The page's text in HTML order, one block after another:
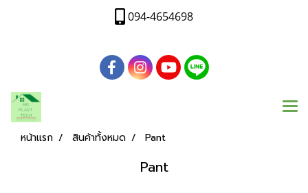
094-4654698
หน้าแรก สินค้าทั้งหมด Pant
Pant